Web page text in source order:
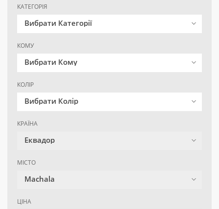
КАТЕГОРІЯ
Вибрати Категорії
КОМУ
Вибрати Кому
КОЛІР
Вибрати Колір
КРАЇНА
Еквадор
МІСТО
Machala
ЦІНА